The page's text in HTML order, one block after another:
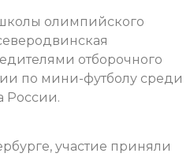
олимпийского
отборочного
по мини-футболу среди
России.
участие приняли